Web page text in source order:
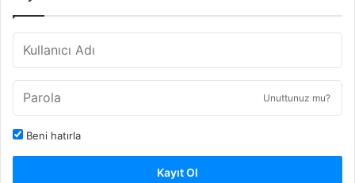
Unuttunuz mu?
Beni hatırla
Kayıt Ol